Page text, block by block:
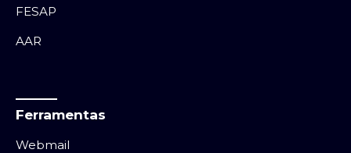
FESAP
AAR
Ferramentas
Webmail